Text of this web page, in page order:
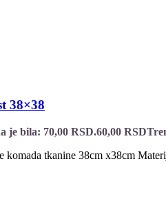
38×38
je bila: 70,00 RSD.60,00 RSD
komada tkanine 38cm x38cm